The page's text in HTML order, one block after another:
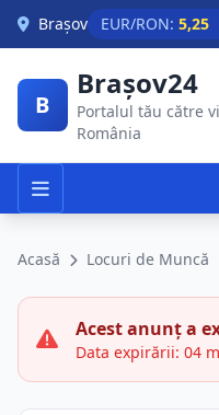
Skip to main content
Brașov EUR/RON: 5,25
B
Brașov24
Portalul tău către
România
Acasă Locuri de Muncă
Acest anunț a
Data expirării: 04